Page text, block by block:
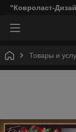
"Ковроласт-
Товары и